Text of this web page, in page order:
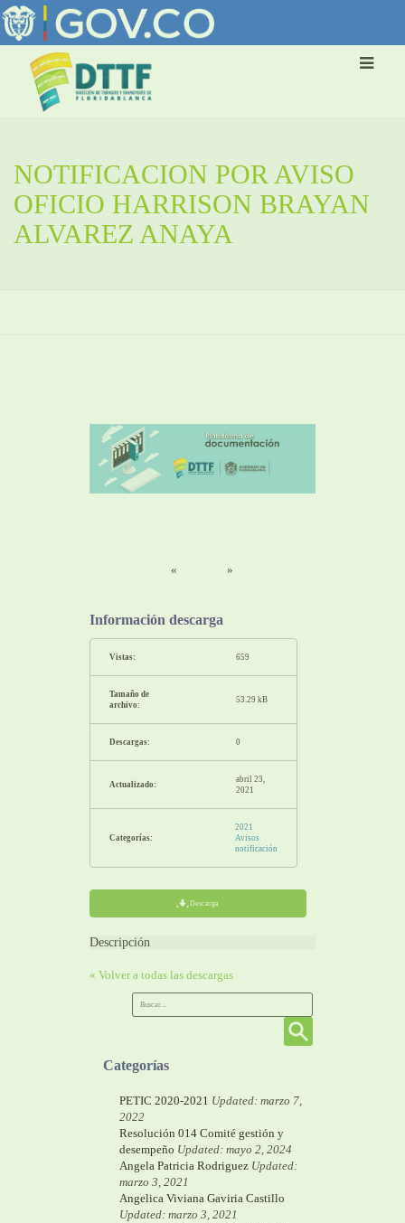
NOTIFICACION POR AVISO
OFICIO HARRISON BRAYAN
ALVAREZ ANAYA
« »
Información descarga
Vistas: 659
Tamaño de
archivo:
53.29 kB
Descargas: 0
Actualizado:
abril 23,
2021
Categorías:
2021
Avisos
notificación
Descarga
Descripción
« Volver a todas las descargas
Categorías
PETIC 2020-2021 Updated: marzo 7,
2022
Resolución 014 Comité gestión y
desempeño Updated: mayo 2, 2024
Angela Patricia Rodriguez Updated:
marzo 3, 2021
Angelica Viviana Gaviria Castillo
Updated: marzo 3, 2021